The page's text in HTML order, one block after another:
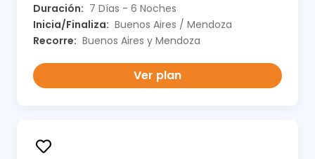
Duración: 7 Días - 6 Noches
Inicia/Finaliza: Buenos Aires / Mendoza
Recorre: Buenos Aires y Mendoza
Ver plan